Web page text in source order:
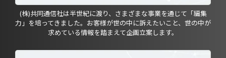
(株)共同通信社は半世紀に渡り、さまざまな事業を通じて「編集
力」を培ってきました。お客様が世の中に訴えたいこと、世の中が
求めている情報を踏まえて企画立案します。